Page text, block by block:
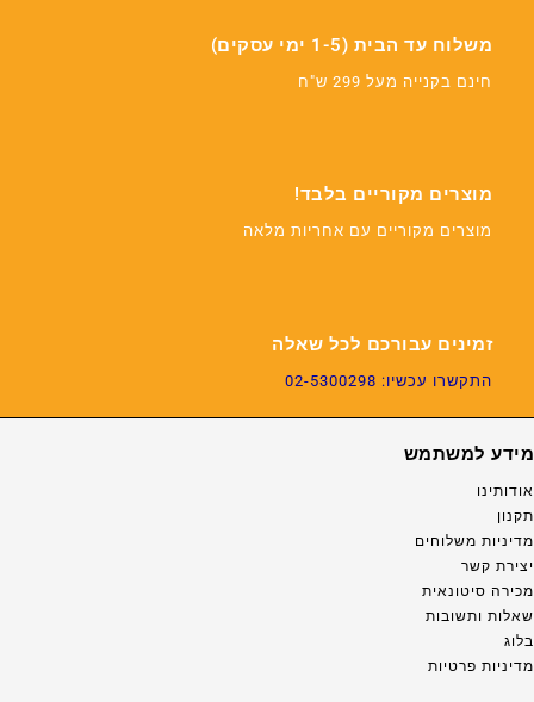
משלוח עד הבית (1-5 ימי עסקים)
חינם בקנייה מעל 299 ש"ח
מוצרים מקוריים בלבד!
מוצרים מקוריים עם אחריות מלאה
זמינים עבורכם לכל שאלה
התקשרו עכשיו: 02-5300298
מידע למשתמש
אודותינו
תקנון
מדיניות משלוחים
יצירת קשר
מכירה סיטונאית
שאלות ותשובות
בלוג
מדיניות פרטיות